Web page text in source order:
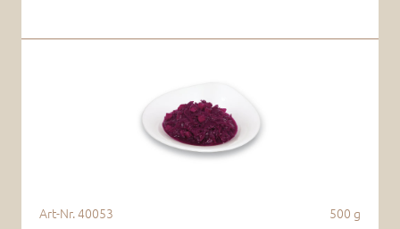
500 g
Art-Nr.40053